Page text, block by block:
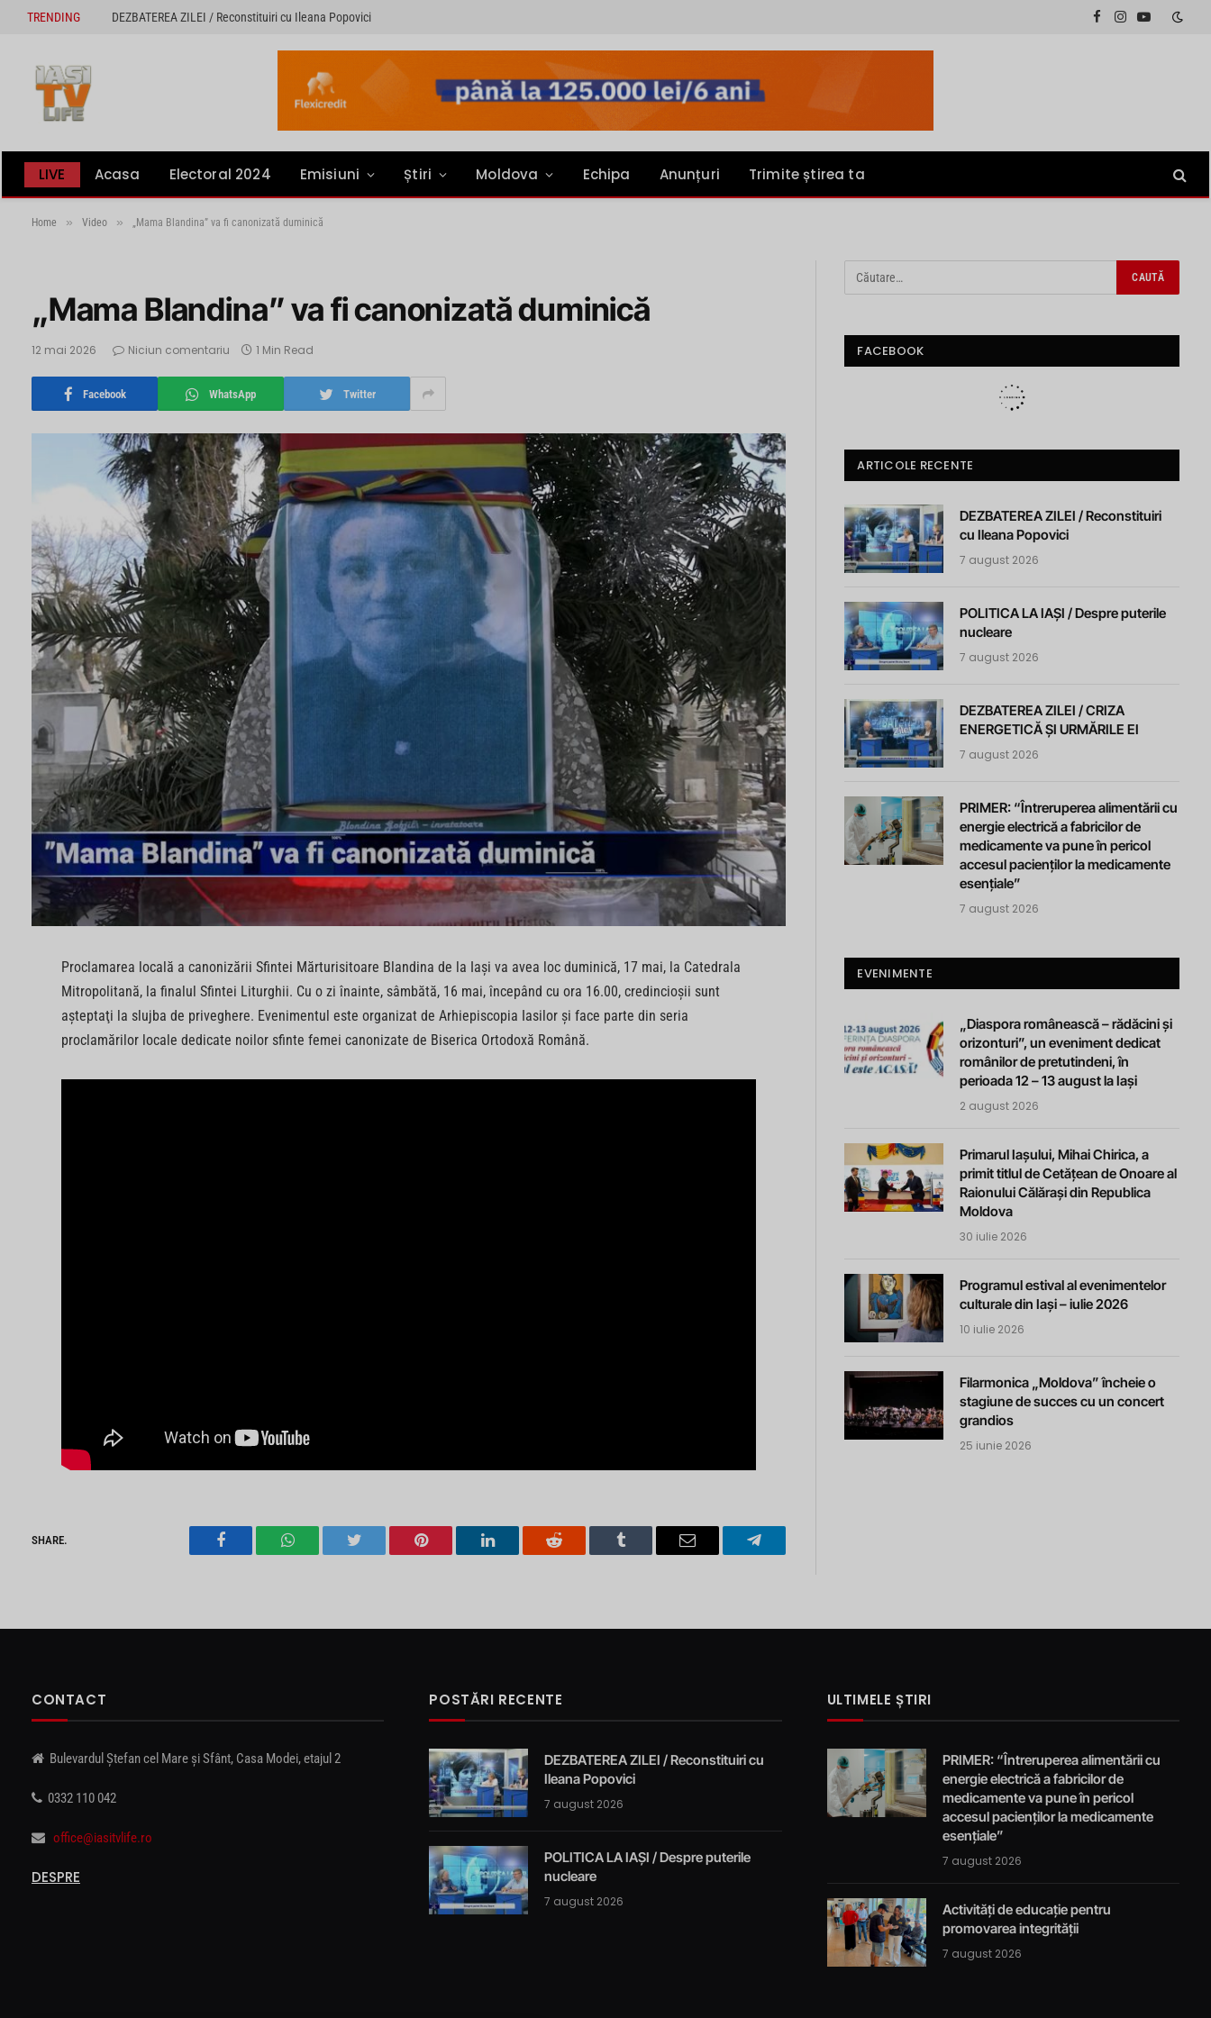
TRENDING DEZBATEREA ZILEI / Reconstituiri cu Ileana Popovici
Facebook
InstagramYouTube
LIVE Acasa Electoral 2024 Emisiuni Știri Moldova Echipa Anunțuri Trimite știrea ta
Home » Video » „Mama Blandina” va fi canonizată duminică
„Mama Blandina” va fi canonizată duminică
12 mai 2026 Niciun comentariu 1 Min Read
Facebook WhatsApp Twitter
Proclamarea locală a canonizării Sfintei Mărturisitoare Blandina de la Iaşi va avea loc duminică, 17 mai, la Catedrala
Mitropolitană, la finalul Sfintei Liturghii. Cu o zi înainte, sâmbătă, 16 mai, începând cu ora 16.00, credincioşii sunt
aşteptaţi la slujba de priveghere. Evenimentul este organizat de Arhiepiscopia Iasilor şi face parte din seria
proclamărilor locale dedicate noilor sfinte femei canonizate de Biserica Ortodoxă Română.
SHARE.
Facebook WhatsAppTwitter Pinterest LinkedIn Reddit Tumblr Email Telegram
FACEBOOK
ARTICOLE RECENTE
DEZBATEREA ZILEI / Reconstituiri
cu Ileana Popovici
7 august 2026
POLITICA LA IAȘI / Despre puterile
nucleare
7 august 2026
DEZBATEREA ZILEI / CRIZA
ENERGETICĂ ȘI URMĂRILE EI
7 august 2026
PRIMER: “Întreruperea alimentării cu
energie electrică a fabricilor de
medicamente va pune în pericol
accesul pacienților la medicamente
esențiale”
7 august 2026
EVENIMENTE
„Diaspora românească – rădăcini și
orizonturi”, un eveniment dedicat
românilor de pretutindeni, în
perioada 12 – 13 august la Iași
2 august 2026
Primarul Iașului, Mihai Chirica, a
primit titlul de Cetățean de Onoare al
Raionului Călărași din Republica
Moldova
30 iulie 2026
Programul estival al evenimentelor
culturale din Iași – iulie 2026
10 iulie 2026
Filarmonica „Moldova” încheie o
stagiune de succes cu un concert
grandios
25 iunie 2026
CONTACT
Bulevardul Ștefan cel Mare și Sfânt, Casa Modei, etajul 2
0332 110 042
office@iasitvlife.ro
DESPRE
POSTĂRI RECENTE
DEZBATEREA ZILEI / Reconstituiri cu
Ileana Popovici
7 august 2026
POLITICA LA IAȘI / Despre puterile
nucleare
7 august 2026
ULTIMELE ȘTIRI
PRIMER: “Întreruperea alimentării cu
energie electrică a fabricilor de
medicamente va pune în pericol
accesul pacienților la medicamente
esențiale”
7 august 2026
Activități de educație pentru
promovarea integrității
7 august 2026